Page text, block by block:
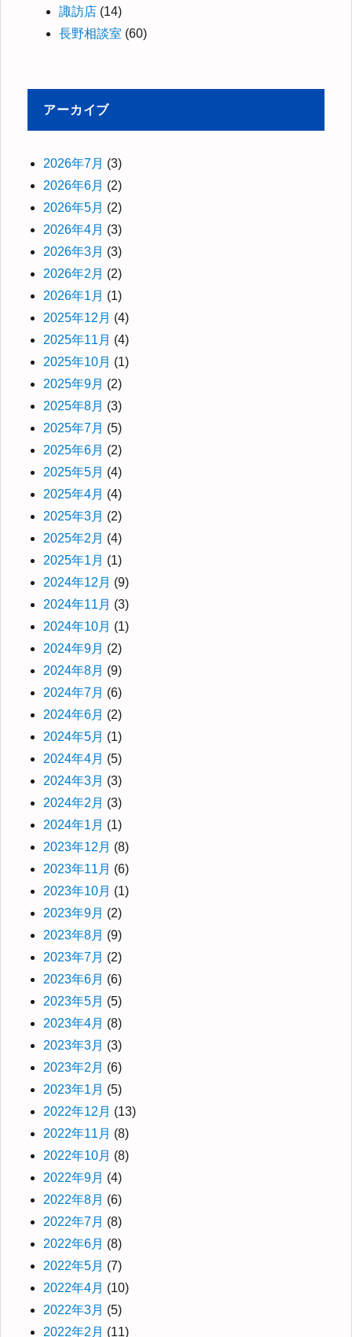
諏訪店 (14)
長野相談室 (60)
アーカイブ
2026年7月 (3)
2026年6月 (2)
2026年5月 (2)
2026年4月 (3)
2026年3月 (3)
2026年2月 (2)
2026年1月 (1)
2025年12月 (4)
2025年11月 (4)
2025年10月 (1)
2025年9月 (2)
2025年8月 (3)
2025年7月 (5)
2025年6月 (2)
2025年5月 (4)
2025年4月 (4)
2025年3月 (2)
2025年2月 (4)
2025年1月 (1)
2024年12月 (9)
2024年11月 (3)
2024年10月 (1)
2024年9月 (2)
2024年8月 (9)
2024年7月 (6)
2024年6月 (2)
2024年5月 (1)
2024年4月 (5)
2024年3月 (3)
2024年2月 (3)
2024年1月 (1)
2023年12月 (8)
2023年11月 (6)
2023年10月 (1)
2023年9月 (2)
2023年8月 (9)
2023年7月 (2)
2023年6月 (6)
2023年5月 (5)
2023年4月 (8)
2023年3月 (3)
2023年2月 (6)
2023年1月 (5)
2022年12月 (13)
2022年11月 (8)
2022年10月 (8)
2022年9月 (4)
2022年8月 (6)
2022年7月 (8)
2022年6月 (8)
2022年5月 (7)
2022年4月 (10)
2022年3月 (5)
2022年2月 (11)